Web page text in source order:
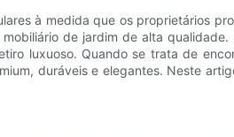
à medida que os proprietários
de jardim de alta
luxuoso. Quando se trata de
duráveis e elegantes. Neste